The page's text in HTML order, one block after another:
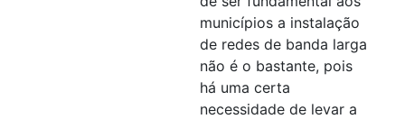
municípios a instalação
de redes de banda larga
não é o bastante, pois
há uma certa
necessidade de levar a